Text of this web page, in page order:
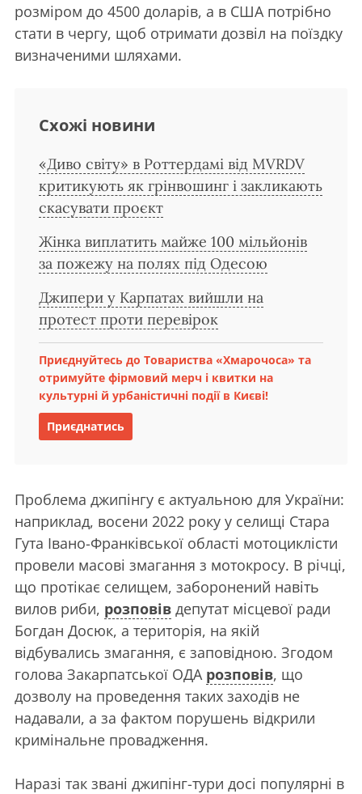
розміром до 4500 доларів, а в США потрібно
стати в чергу, щоб отримати дозвіл на поїздку
визначеними шляхами.
Схожі новини
«Диво світу» в Роттердамі від MVRDV
критикують як грінвошинг і закликають
скасувати проєкт
Жінка виплатить майже 100 мільйонів
за пожежу на полях під Одесою
Джипери у Карпатах вийшли на
протест проти перевірок
Приєднуйтесь до Товариства «Хмарочоса» та
отримуйте фірмовий мерч і квитки на
культурні й урбаністичні події в Києві!
Приєднатись
Проблема джипінгу є актуальною для України:
наприклад, восени 2022 року у селищі Стара
Гута Івано-Франківської області мотоциклісти
провели масові змагання з мотокросу. В річці,
що протікає селищем, заборонений навіть
вилов риби, розповів депутат місцевої ради
Богдан Досюк, а територія, на якій
відбувались змагання, є заповідною. Згодом
голова Закарпатської ОДА розповів, що
дозволу на проведення таких заходів не
надавали, а за фактом порушень відкрили
кримінальне провадження.
Наразі так звані джипінг-тури досі популярні в